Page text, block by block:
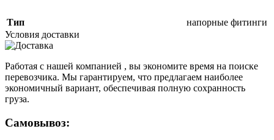
Тип
напорные фитинги
Условия доставки
Работая с нашей компанией , вы экономите время на поиске
перевозчика. Мы гарантируем, что предлагаем наиболее
экономичный вариант, обеспечивая полную сохранность
груза.
Самовывоз: